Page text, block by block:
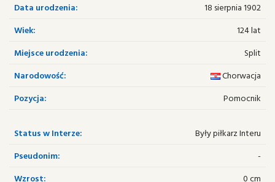
Data urodzenia:
18 sierpnia 1902
Wiek:
124 lat
Miejsce urodzenia:
Split
Narodowość:
Chorwacja
Pozycja:
Pomocnik
Status w Interze:
Były piłkarz Interu
Pseudonim:
-
Wzrost:
0 cm